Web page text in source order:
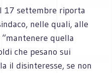
17 settembre riporta
nelle quali, alle
quella
che pesano sui
il disinteresse, se non